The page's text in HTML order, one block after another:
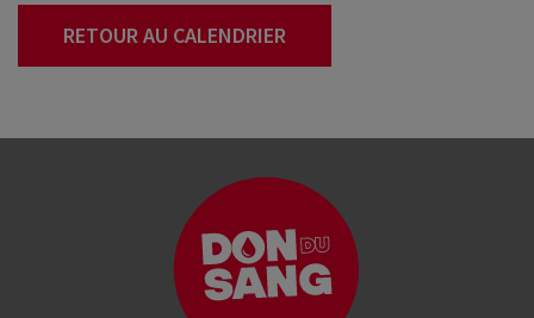
RETOUR AU CALENDRIER